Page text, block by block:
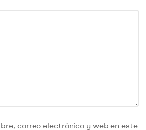
correo electrónico y web en este